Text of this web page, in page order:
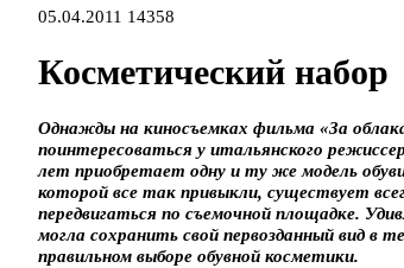
05.04.2011 14358
Косметический набор
Однажды на киносъемках фильма «За
поинтересоваться у итальянского
лет приобретает одну и ту же модель
которой все так привыкли, существует
передвигаться по съемочной площадке.
могла сохранить свой первозданный вид в
правильном выборе обувной косметики.